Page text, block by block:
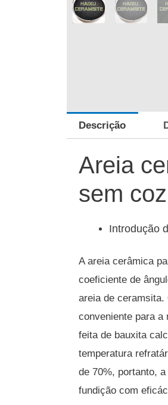
Descrição
Areia
sem
Introdução
A areia cerâmica
coeficiente de
areia de ceramsita.
conveniente para a
feita de bauxita
temperatura
de 70%, portanto,
fundição com